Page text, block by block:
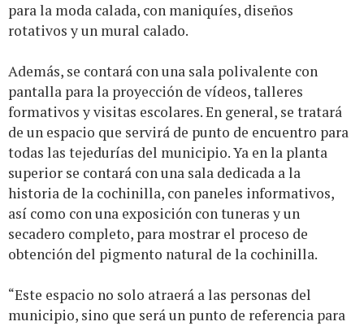
para la moda calada, con maniquíes, diseños
rotativos y un mural calado.
Además, se contará con una sala polivalente con
pantalla para la proyección de vídeos, talleres
formativos y visitas escolares. En general, se tratará
de un espacio que servirá de punto de encuentro para
todas las tejedurías del municipio. Ya en la planta
superior se contará con una sala dedicada a la
historia de la cochinilla, con paneles informativos,
así como con una exposición con tuneras y un
secadero completo, para mostrar el proceso de
obtención del pigmento natural de la cochinilla.
“Este espacio no solo atraerá a las personas del
municipio, sino que será un punto de referencia para